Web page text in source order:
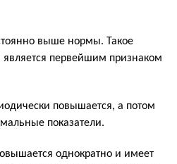
выше нормы. Такое
является первейшим признаком
повышается, а потом
показатели.
однократно и имеет